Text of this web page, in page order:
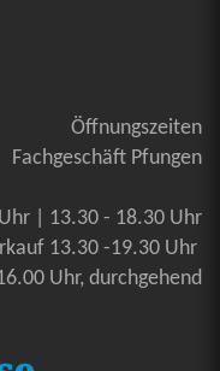
Öffnungszeiten
Fachgeschäft Pfungen
| 13.30 - 18.30 Uhr
13.30 -19.30 Uhr
Uhr, durchgehend